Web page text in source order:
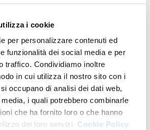
i cookie
per personalizzare contenuti ed
funzionalità dei social media e per
traffico. Condividiamo inoltre
in cui utilizza il nostro sito con i
occupano di analisi dei dati web,
i quali potrebbero combinarle
che ha fornito loro o che hanno
dei loro servizi. Cookie Policy.
di riconfigurazione della corporeità
Partner del progetto è Lenz
realtà con quarantennale
di ricerca, da sempre attenta alle
sociali ed ecologiche legate alla